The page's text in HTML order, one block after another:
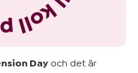
Day och det är